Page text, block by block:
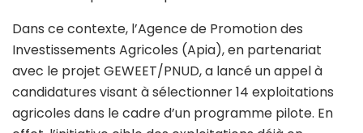
Dans ce contexte, l’Agence de Promotion des
Investissements Agricoles (Apia), en partenariat
avec le projet GEWEET/PNUD, a lancé un appel à
candidatures visant à sélectionner 14 exploitations
agricoles dans le cadre d’un programme pilote. En